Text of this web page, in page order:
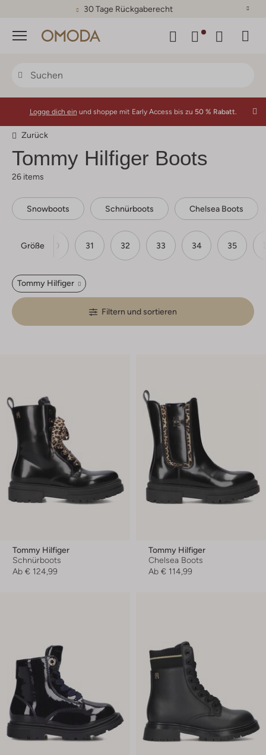
30 Tage Rückgaberecht
Menü
Logge dich ein und shoppe mit Early Access bis zu 50 % Rabatt.
Zurück
Tommy Hilfiger Boots
26 items
Snowboots Schnürboots Chelsea Boots
Größe
29 30 31 32 33 34 35
Tommy Hilfiger
Filtern und sortieren
Tommy Hilfiger
Schnürboots
Ab € 124,99
Tommy Hilfiger
Chelsea Boots
Ab € 114,99